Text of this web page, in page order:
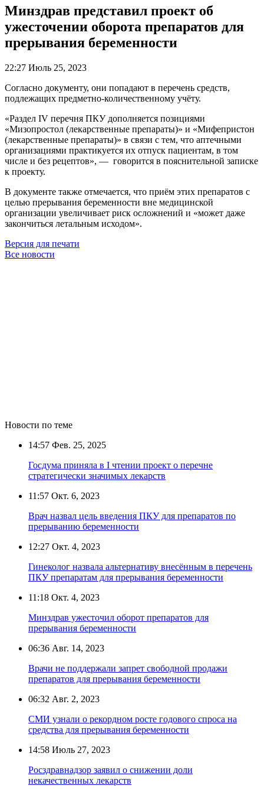
Минздрав представил проект об
ужесточении оборота препаратов для
прерывания беременности
22:27 Июль 25, 2023
Согласно документу, они попадают в перечень средств,
подлежащих предметно-количественному учёту.
«Раздел IV перечня ПКУ дополняется позициями
«Мизопростол (лекарственные препараты)» и «Мифепристон
(лекарственные препараты)» ‎в связи с тем, что аптечными
организациями практикуется их отпуск пациентам, в том
числе и без рецептов», — говорится в пояснительной записке
к проекту.
В документе также отмечается, что приём этих препаратов с
целью прерывания беременности вне медицинской
организации увеличивает риск осложнений и «может даже
закончиться летальным исходом».
Версия для печати
Все новости
Новости по теме
14:57 Фев. 25, 2025
Госдума приняла в I чтении проект о перечне
стратегически значимых лекарств
11:57 Окт. 6, 2023
Врач назвал цель введения ПКУ для препаратов по
прерыванию беременности
12:27 Окт. 4, 2023
Гинеколог назвала альтернативу внесённым в перечень
ПКУ препаратам для прерывания беременности
11:18 Окт. 4, 2023
Минздрав ужесточил оборот препаратов для
прерывания беременности
06:36 Авг. 14, 2023
Врачи не поддержали запрет свободной продажи
препаратов для прерывания беременности
06:32 Авг. 2, 2023
СМИ узнали о рекордном росте годового спроса на
средства для прерывания беременности
14:58 Июль 27, 2023
Росздравнадзор заявил о снижении доли
некачественных лекарств